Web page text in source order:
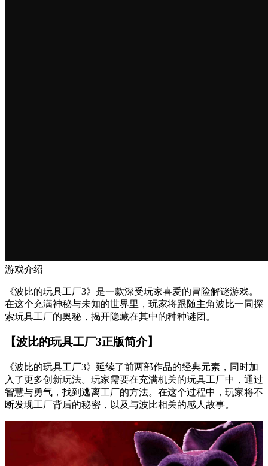
游戏介绍
《波比的玩具工厂3》是一款深受玩家喜爱的冒险解谜游戏。
在这个充满神秘与未知的世界里，玩家将跟随主角波比一同探
索玩具工厂的奥秘，揭开隐藏在其中的种种谜团。
【波比的玩具工厂3正版简介】
《波比的玩具工厂3》延续了前两部作品的经典元素，同时加
入了更多创新玩法。玩家需要在充满机关的玩具工厂中，通过
智慧与勇气，找到逃离工厂的方法。在这个过程中，玩家将不
断发现工厂背后的秘密，以及与波比相关的感人故事。